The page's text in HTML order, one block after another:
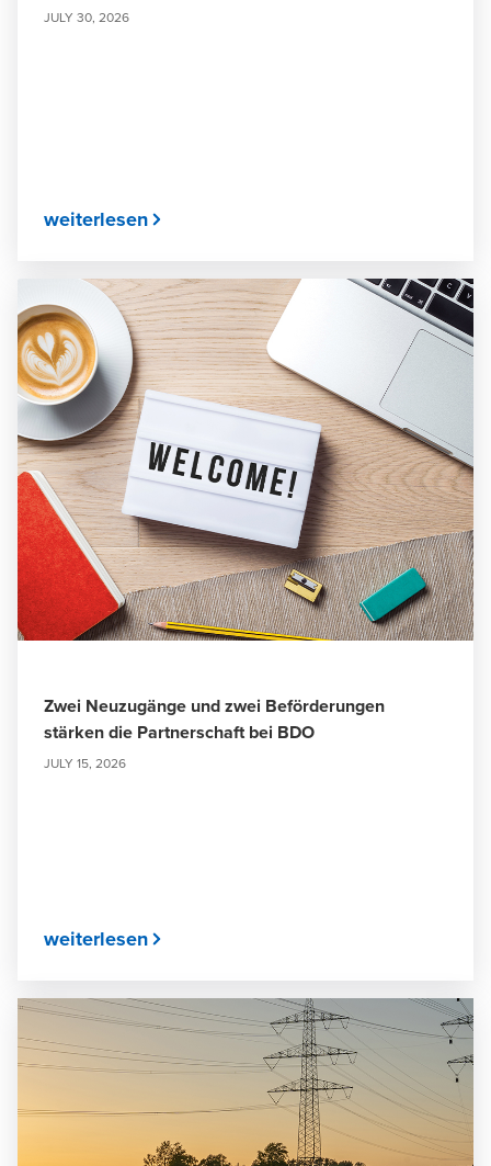
JULY 30, 2026
weiterlesen
Zwei Neuzugänge und zwei Beförderungen
stärken die Partnerschaft bei BDO
JULY 15, 2026
weiterlesen